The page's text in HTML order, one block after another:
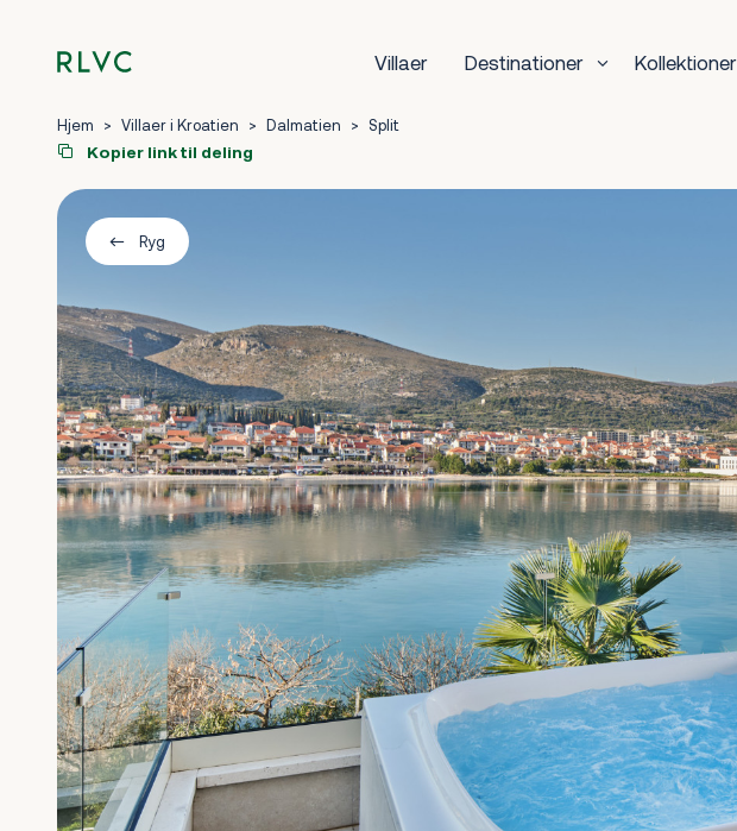
Villaer Destinationer Kollektioner
Hjem > Villaer i Kroatien > Dalmatien > Split
Kopier link til deling
Ryg